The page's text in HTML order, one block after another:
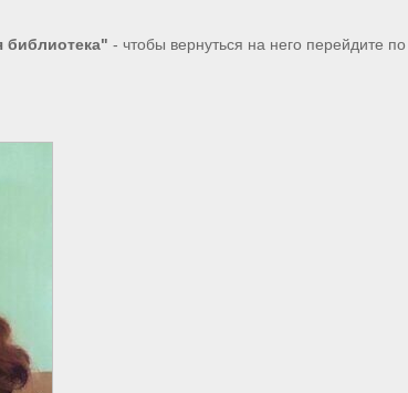
библиотека" - чтобы вернуться на него перейдите